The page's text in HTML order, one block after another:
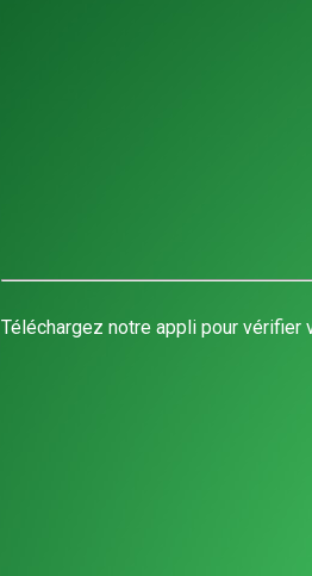
Téléchargez notre appli pour vérifier